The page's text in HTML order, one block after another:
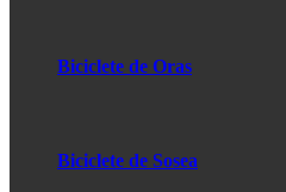
Biciclete de Oras
Biciclete de Sosea